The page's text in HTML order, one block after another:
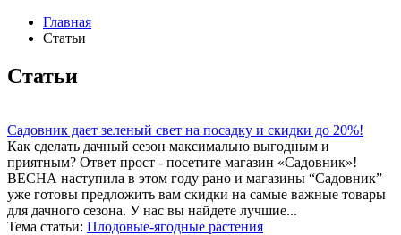
Главная
Статьи
Статьи
Садовник дает зеленый свет на посадку и скидки до 20%!
Как сделать дачный сезон максимально выгодным и
приятным? Ответ прост - посетите магазин «Садовник»!
ВЕСНА наступила в этом году рано и магазины “Садовник”
уже готовы предложить вам скидки на самые важные товары
для дачного сезона. У нас вы найдете лучшие...
Тема статьи: Плодовые-ягодные растения